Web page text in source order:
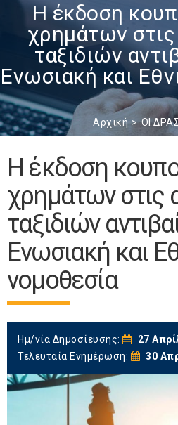
Η έκδοση
χρημάτων
ταξιδιών
Ενωσιακή και
Αρχική ΟΙ
Η έκδοση
χρημάτων στις
ταξιδιών
Ενωσιακή και
νομοθεσία
Ημ/νία Δημοσίευσης:
27
Τελευταία Ενημέρωση:
30